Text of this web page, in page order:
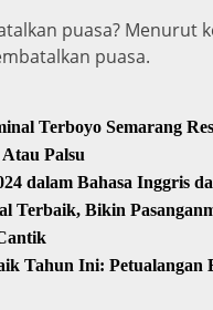
puasa?
puasa.
Terboyo Semarang
Palsu
dalam Bahasa Inggris
Terbaik, Bikin
Tahun Ini: